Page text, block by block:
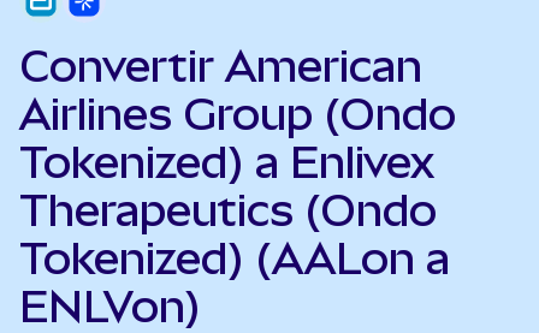
Convertir American
Airlines Group (Ondo
Tokenized) a Enlivex
Therapeutics (Ondo
Tokenized) (AALon a
ENLVon)